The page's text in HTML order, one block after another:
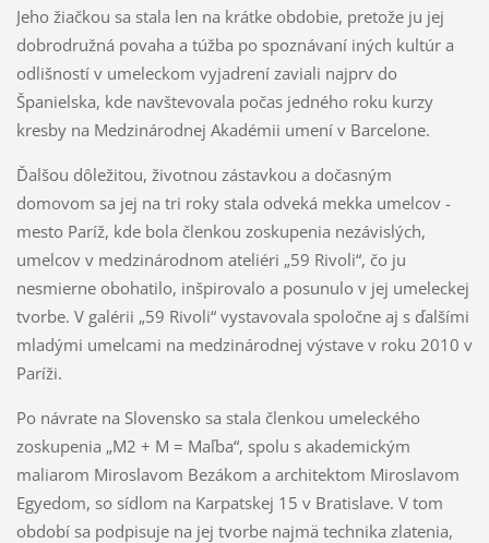
Jeho žiačkou sa stala len na krátke obdobie, pretože ju jej
dobrodružná povaha a túžba po spoznávaní iných kultúr a
odlišností v umeleckom vyjadrení zaviali najprv do
Španielska, kde navštevovala počas jedného roku kurzy
kresby na Medzinárodnej Akadémii umení v Barcelone.
Ďalšou dôležitou, životnou zástavkou a dočasným
domovom sa jej na tri roky stala odveká mekka umelcov -
mesto Paríž, kde bola členkou zoskupenia nezávislých,
umelcov v medzinárodnom ateliéri „59 Rivoli“, čo ju
nesmierne obohatilo, inšpirovalo a posunulo v jej umeleckej
tvorbe. V galérii „59 Rivoli“ vystavovala spoločne aj s ďalšími
mladými umelcami na medzinárodnej výstave v roku 2010 v
Paríži.
Po návrate na Slovensko sa stala členkou umeleckého
zoskupenia „M2 + M = Maľba“, spolu s akademickým
maliarom Miroslavom Bezákom a architektom Miroslavom
Egyedom, so sídlom na Karpatskej 15 v Bratislave. V tom
období sa podpisuje na jej tvorbe najmä technika zlatenia,